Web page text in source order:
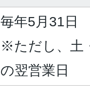
毎年5月31日
※ただし、土
の翌営業日